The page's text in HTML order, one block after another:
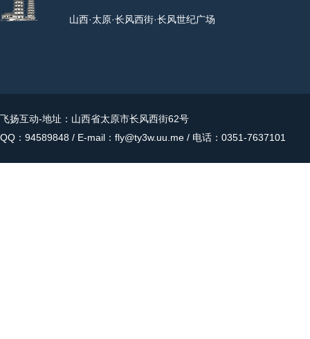
山西·太原·长风西街·长风世纪广场
飞扬互动-地址：山西省太原市长风西街62号
QQ：94589848 / E-mail：fly@ty3w.uu.me / 电话：0351-7637101